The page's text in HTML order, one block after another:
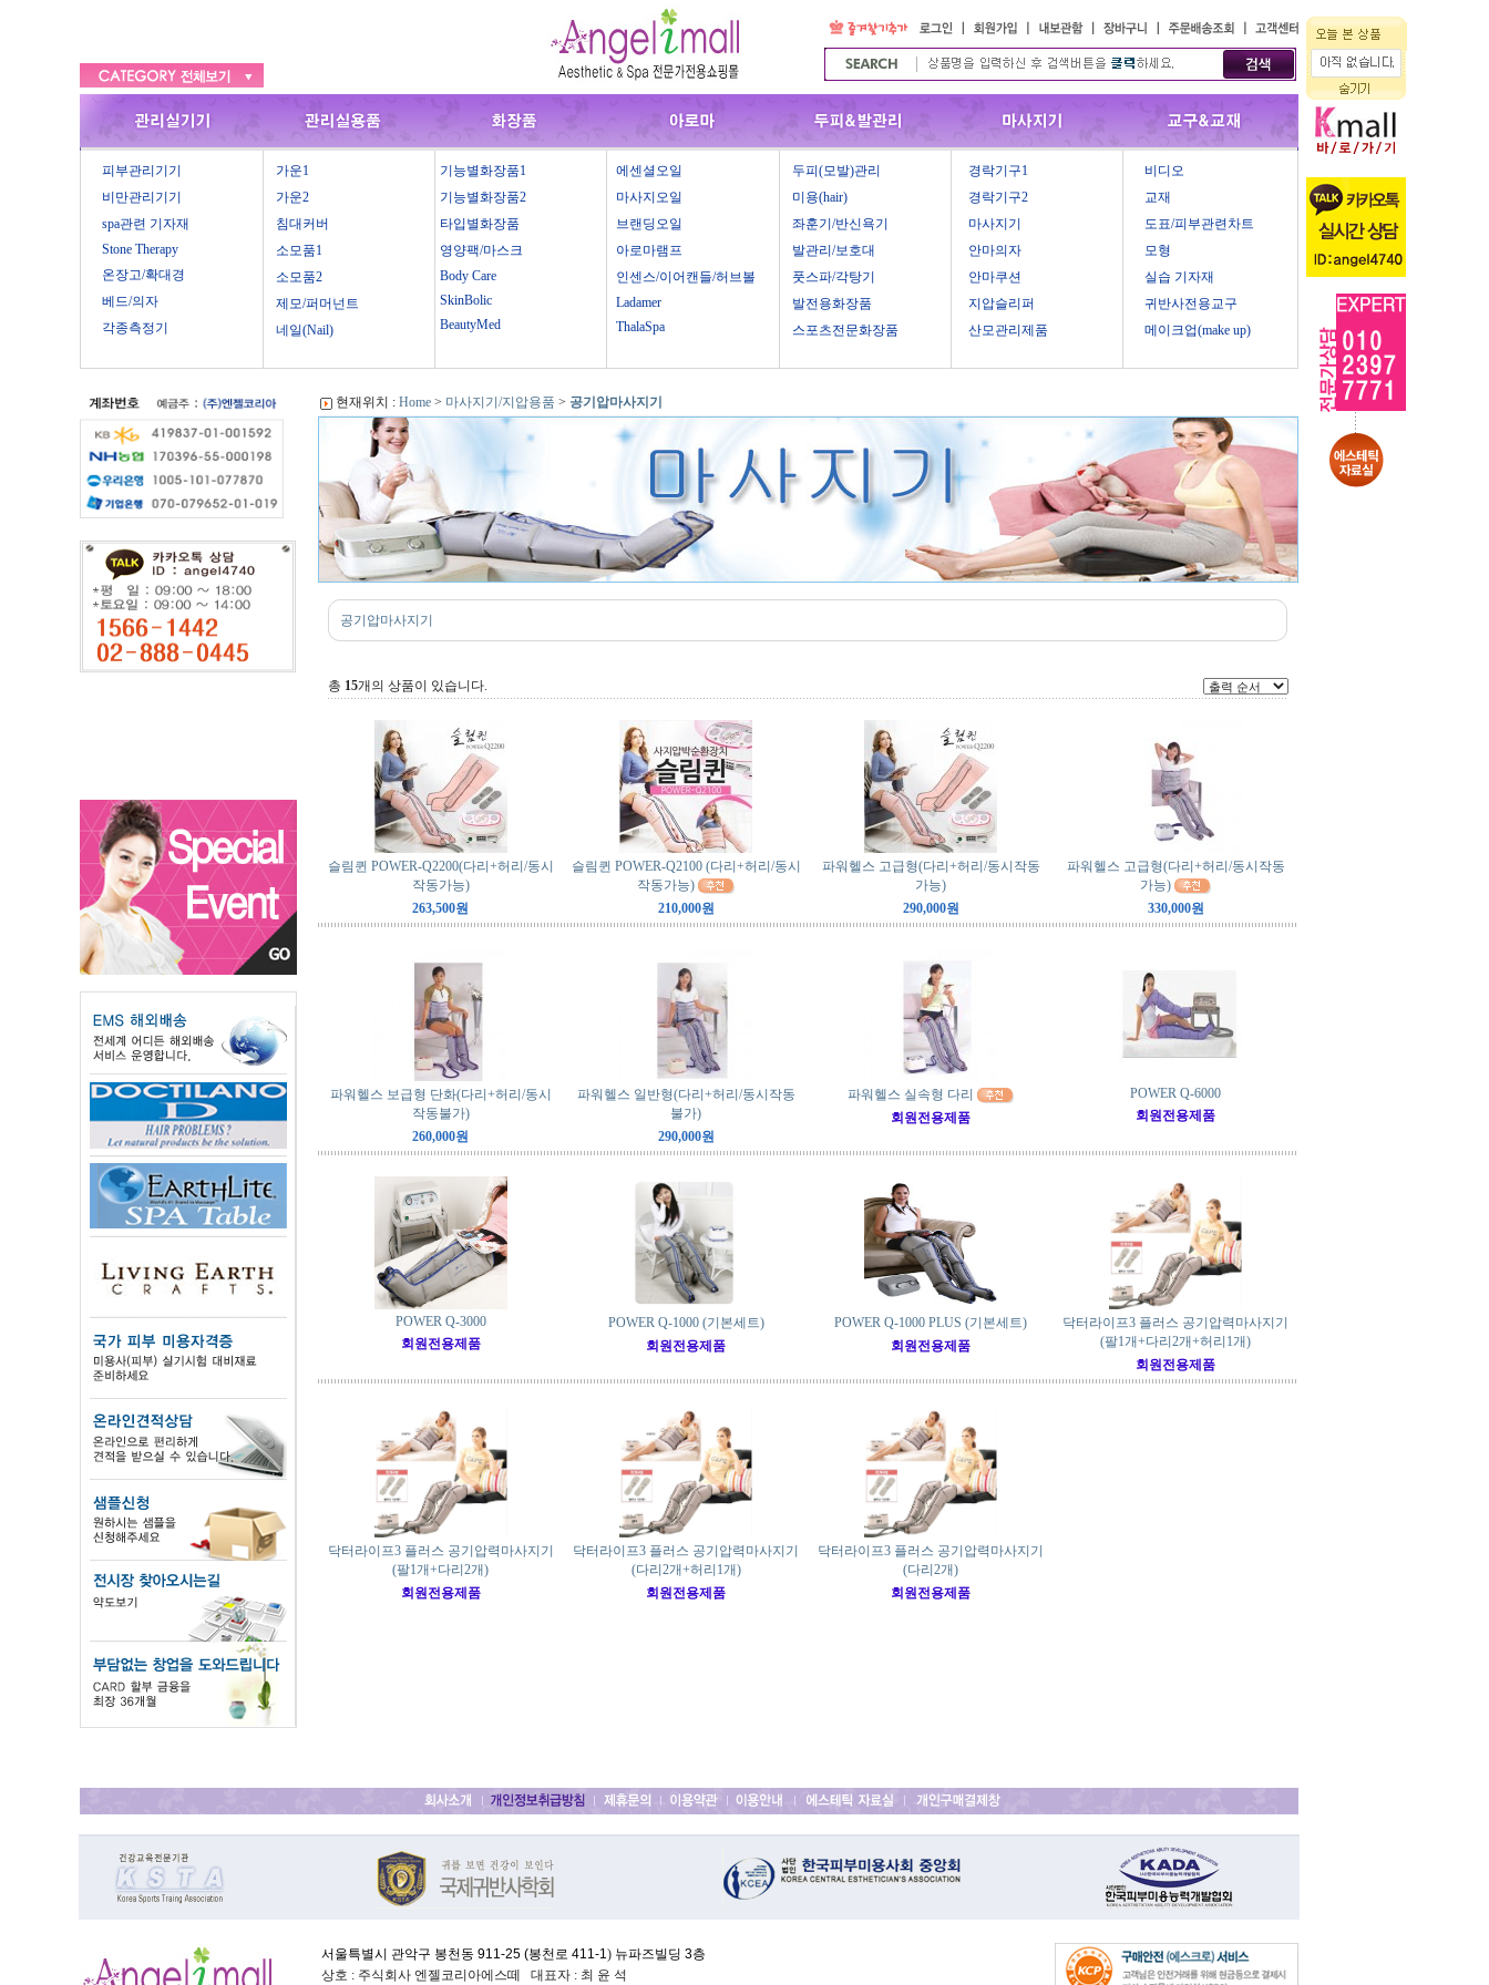
피부관리기기
비만관리기기
spa관련 기자재
Stone Therapy
온장고/확대경
베드/의자
각종측정기
가운1
가운2
침대커버
소모품1
소모품2
제모/퍼머넌트
네일(Nail)
기능별화장품1
기능별화장품2
타입별화장품
영양팩/마스크
Body Care
SkinBolic
BeautyMed
에센셜오일
마사지오일
브랜딩오일
아로마램프
인센스/이어캔들/허브볼
Ladamer
ThalaSpa
두피(모발)관리
미용(hair)
좌훈기/반신욕기
발관리/보호대
풋스파/각탕기
발전용화장품
스포츠전문화장품
경락기구1
경락기구2
마사지기
안마의자
안마쿠션
지압슬리퍼
산모관리제품
비디오
교재
도표/피부관련차트
모형
실습 기자재
귀반사전용교구
메이크업(make up)
현재위치 : Home> 마사지기/지압용품 > 공기압마사지기
공기압마사지기
총 15개의 상품이 있습니다.
슬림퀸 POWER-Q2200(다리+허리/동시
작동가능)
263,500원
슬림퀸 POWER-Q2100 (다리+허리/동시
작동가능)
210,000원
파워헬스 고급형(다리+허리/동시작동
가능)
290,000원
파워헬스 고급형(다리+허리/동시작동
가능)
330,000원
파워헬스 보급형 단화(다리+허리/동시
작동불가)
260,000원
파워헬스 일반형(다리+허리/동시작동
불가)
290,000원
파워헬스 실속형 다리
회원전용제품
POWER Q-6000
회원전용제품
POWER Q-3000
회원전용제품
POWER Q-1000 (기본세트)
회원전용제품
POWER Q-1000 PLUS (기본세트)
회원전용제품
닥터라이프3 플러스 공기압력마사지기
(팔1개+다리2개+허리1개)
회원전용제품
닥터라이프3 플러스 공기압력마사지기
(팔1개+다리2개)
회원전용제품
닥터라이프3 플러스 공기압력마사지기
(다리2개+허리1개)
회원전용제품
닥터라이프3 플러스 공기압력마사지기
(다리2개)
회원전용제품
서울특별시 관악구 봉천동 911-25 (봉천로 411-1)뉴파즈빌딩 3층
상호 : 주식회사 엔젤코리아에스떼 대표자 : 최 윤 석